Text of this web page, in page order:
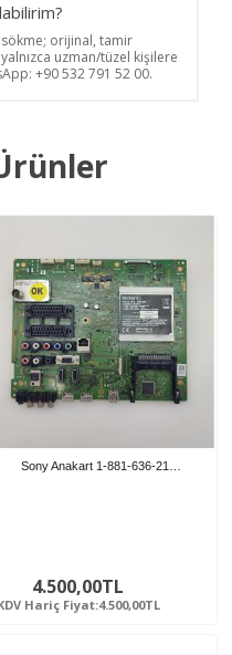
sökme; orijinal, tamir
uzman/tüzel kişilere
+90 532 791 52 00.
Sony Anakart 1-881-636-21…
4.500,00TL
Hariç Fiyat:4.500,00TL